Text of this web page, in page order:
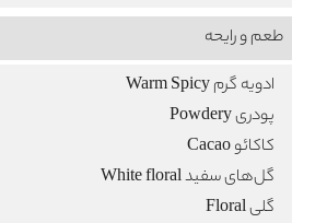
طعم‌ و رایحه
ادویه گرم Warm Spicy
پودری Powdery
کاکائو Cacao
گل‌های سفید White floral
گلی Floral